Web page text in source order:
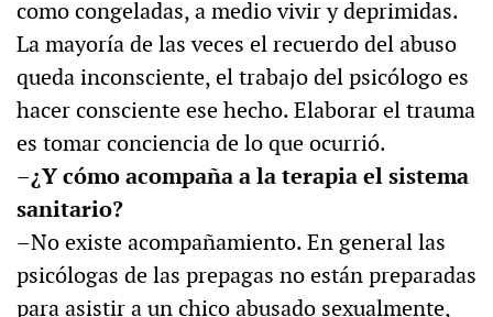
como congeladas, a medio vivir y deprimidas.
La mayoría de las veces el recuerdo del abuso
queda inconsciente, el trabajo del psicólogo es
hacer consciente ese hecho. Elaborar el trauma
es tomar conciencia de lo que ocurrió.
–¿Y cómo acompaña a la terapia el sistema
sanitario?
–No existe acompañamiento. En general las
psicólogas de las prepagas no están preparadas
para asistir a un chico abusado sexualmente,